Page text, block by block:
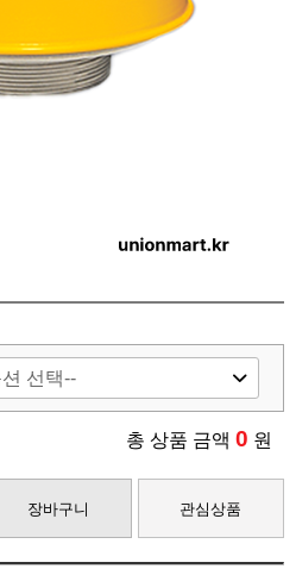
총 상품 금액 0 원
장바구니 관심상품